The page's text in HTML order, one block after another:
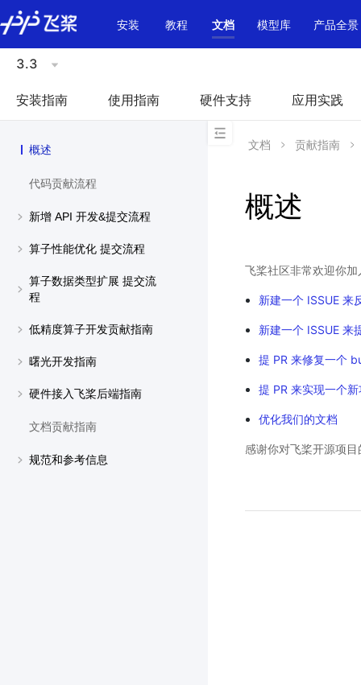
\u200E
安装
教程 文档 模型库 产品全景
3.3
安装指南 使用指南 硬件支持 应用实践
概述
代码贡献流程
新增 API 开发&提交流程
算子性能优化 提交流程
算子数据类型扩展 提交流
程
低精度算子开发贡献指南
曙光开发指南
硬件接入飞桨后端指南
文档贡献指南
规范和参考信息
文档 贡献指南
概述
飞桨社区非常欢迎你
新建一个 ISSUE 来
新建一个 ISSUE 来
提 PR 来修复一个
提 PR 来实现一个
优化我们的文档
感谢你对飞桨开源项